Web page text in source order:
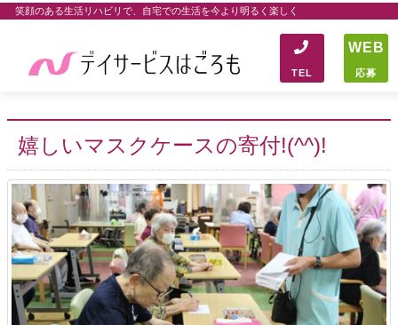
笑顔のある生活リハビリで、自宅での生活を今より明るく楽しく
TEL
WEB
応募
嬉しいマスクケースの寄付!(^^)!